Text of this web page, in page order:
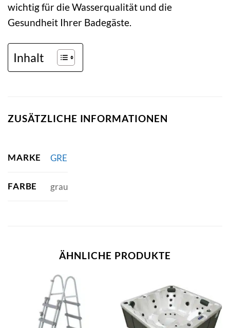
wichtig für die Wasserqualität und die
Gesundheit Ihrer Badegäste.
Inhalt
ZUSÄTZLICHE INFORMATIONEN
MARKE GRE
FARBE grau
ÄHNLICHE PRODUKTE